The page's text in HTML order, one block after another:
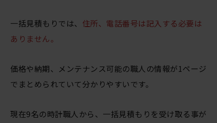
一括見積もりでは、 住所、電話番号は記入する必要は
ありません。
価格や納期、メンテナンス可能の職人の情報が1ページ
でまとめられていて分かりやすいです。
現在9名の時計職人から、一括見積もりを受け取る事が